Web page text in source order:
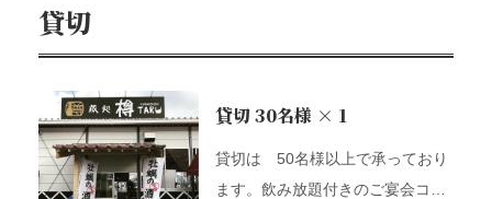
貸切
貸切30名様 × 1
貸切は 50名様以上で承っており
ます。飲み放題付きのご宴会コー